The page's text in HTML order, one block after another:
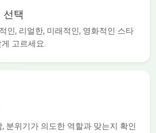
선택
인, 리얼한, 미래적인, 영화적인 스타
고르세요.
, 분위기가 의도한 역할과 맞는지 확인